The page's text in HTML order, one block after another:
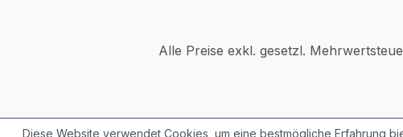
Alle Preise exkl. gesetzl.
Diese Website verwendet Cookies, um eine bestmögliche Erfahrung